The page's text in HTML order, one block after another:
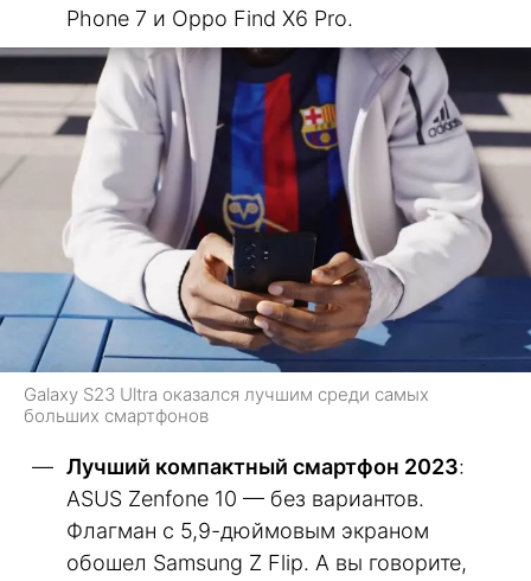
Phone 7 и Oppo Find X6 Pro.
Galaxy S23 Ultra оказался лучшим среди самых
больших смартфонов
Лучший компактный смартфон 2023:
ASUS Zenfone 10 — без вариантов.
Флагман с 5,9-дюймовым экраном
обошел Samsung Z Flip. А вы говорите,